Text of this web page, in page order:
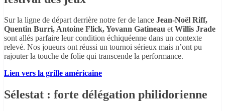
Sur la ligne de départ derrière notre fer de lance Jean-Noël Riff,
Quentin Burri, Antoine Flick, Yovann Gatineau etWillis Jrade
sont allés parfaire leur condition échiquéenne dans un contexte
relevé. Nos joueurs ont réussi un tournoi sérieux mais n’ont pu
rajouter la touche de folie qui transcende la performance.
Lien vers la grille américaine
Sélestat : forte délégation philidorienne